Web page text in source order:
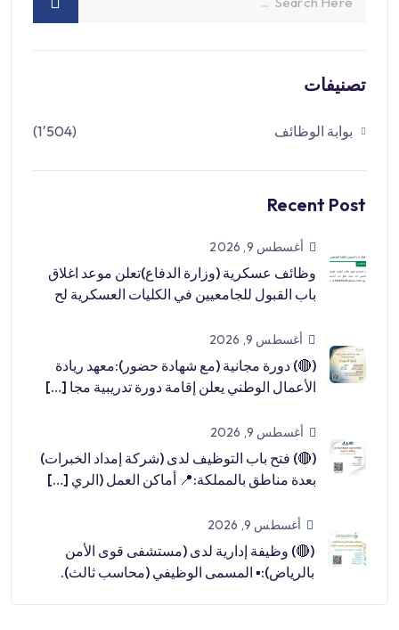
تصنيفات
بوابة الوظائف (1٬504)
Recent Post
أغسطس 9, 2026
وظائف عسكرية (وزارة الدفاع)تعلن موعد اغلاق
باب القبول للجامعيين في الكليات العسكرية لح
أغسطس 9, 2026
(🔴) دورة مجانية (مع شهادة حضور):معهد ريادة
الأعمال الوطني يعلن إقامة دورة تدريبية مجا […]
أغسطس 9, 2026
(🔴) فتح باب التوظيف لدى (شركة إمداد الخبرات)
بعدة مناطق بالمملكة:📍 أماكن العمل (الري […]
أغسطس 9, 2026
(🔴) وظيفة إدارية لدى (مستشفى قوى الأمن
بالرياض):▪️ المسمى الوظيفي (محاسب ثالث).